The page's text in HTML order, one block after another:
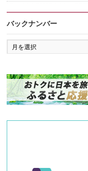
バックナンバー
バ
ッ
ン
バ
ー